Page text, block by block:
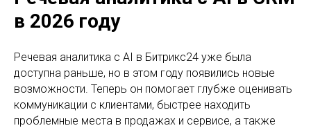
в 2026 году
Речевая аналитика с AI в Битрикс24 уже была
доступна раньше, но в этом году появились новые
возможности. Теперь он помогает глубже оценивать
коммуникации с клиентами, быстрее находить
проблемные места в продажах и сервисе, а также